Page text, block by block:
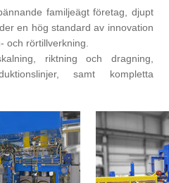
profiler
familjeägt företag, djupt
en hög standard av innovation
och rörtillverkning.
riktning och dragning,
samt kompletta